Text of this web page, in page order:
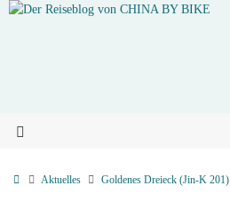
Aktuelles Goldenes Dreieck (Jin-K 201)